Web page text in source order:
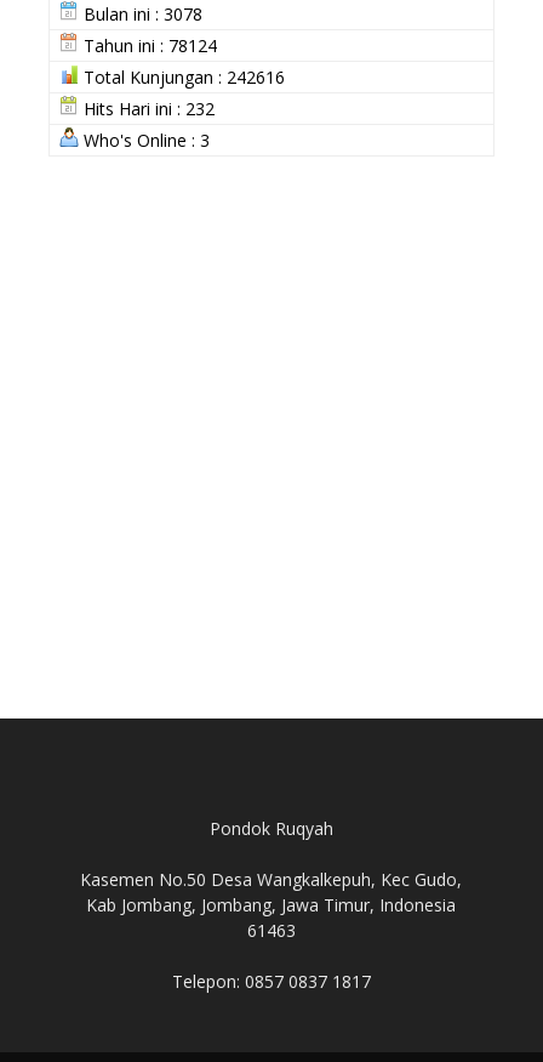
Bulan ini : 3078
Tahun ini : 78124
Total Kunjungan : 242616
Hits Hari ini : 232
Who's Online : 3
Pondok Ruqyah
Kasemen No.50 Desa Wangkalkepuh, Kec Gudo,
Kab Jombang, Jombang, Jawa Timur, Indonesia
61463
Telepon: 0857 0837 1817